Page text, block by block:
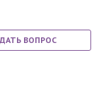
ВОПРОС